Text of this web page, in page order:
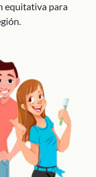
equitativa para